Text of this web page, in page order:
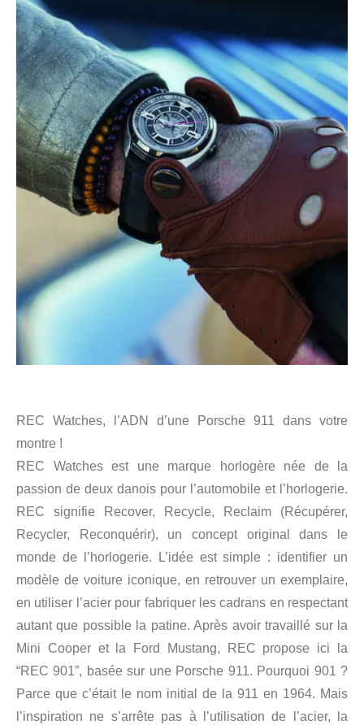
REC Watches, l’ADN d’une Porsche 911 dans votre
montre !
REC Watches est une marque horlogère née de la
passion de deux danois pour l’automobile et l’horlogerie.
REC signifie Recover, Recycle, Reclaim (Récupérer,
Recycler, Reconquérir), un concept original dans le
monde de l’horlogerie. L’idée est simple : identifier un
modèle de voiture iconique, en retrouver un exemplaire,
en utiliser l’acier pour fabriquer les cadrans en respectant
autant que possible la patine. Après avoir travaillé sur la
Mini Cooper et la Ford Mustang, REC propose ici la
“REC 901”, basée sur une Porsche 911. Pourquoi 901 ?
Parce que c’était le nom initial de la 911 en 1964. Mais
l’inspiration ne s’arrête pas à l’utilisation de l’acier, la